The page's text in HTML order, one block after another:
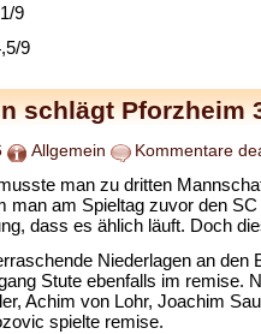
9
9
schlägt Pforzheim
Allgemein Kommentare
man zu dritten
man am Spieltag zuvor den
dass es ählich läuft. Doch
Niederlagen an den
Stute ebenfalls im remise.
Achim von Lohr, Joachim
spielte remise.